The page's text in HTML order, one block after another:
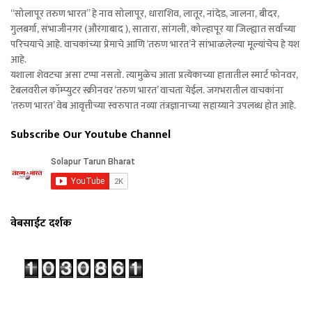
“सोलापूर तरुण भारत” हे नाव सोलापूर, धाराशिव, लातूर, नांदेड, जालना, बीदर,
गुलबर्गा, संभाजीनगर (औरंगाबाद ), सातारा, सांगली, कोल्हापूर या जिल्ह्यात सर्वांच्या
परिचयाचे आहे. वाचकांच्या प्रेमाचे आणि ‘तरुण भारत’ने सांभाळलेल्या मूल्यांचेच हे यश
आहे.
यशाला शेवटचा असा टप्पा नसतो. त्यामुळेच आता प्रत्येकाच्या हातातील स्मार्ट फोनवर,
टेबलवरील कॉम्प्युटर स्क्रीनवर ‘तरुण भारत’ वाचता येईल. जगभरातील वाचकांना
‘तरुण भारत’ वेब आवृत्तीच्या स्वरुपात नव्या तंत्रज्ञानाच्या सहाय्याने उपलब्ध होत आहे.
Subscribe Our Youtube Channel
वेबसाईट दर्शक